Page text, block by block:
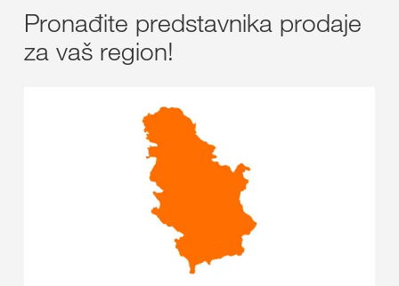
Pronađite predstavnika prodaje
za vaš region!